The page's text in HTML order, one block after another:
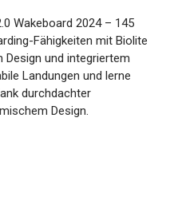
Wakeboard 2024 – 145
Fähigkeiten mit Biolite
und integriertem
Landungen und lerne
durchdachter
Design.
Produkte im Sale bei